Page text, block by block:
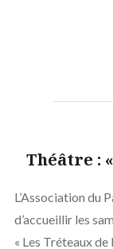
Théâtre :
L’Association du
d’accueillir les
« Les Tréteaux de